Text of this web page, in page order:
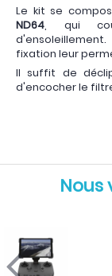
Le kit se
ND64 , qui
fixation leur
Il suffit de
d'encocher le